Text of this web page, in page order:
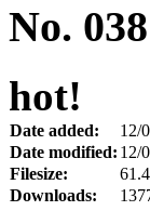
hot!
Date added:
12/
Date modified: 12/
Filesize:
Downloads: